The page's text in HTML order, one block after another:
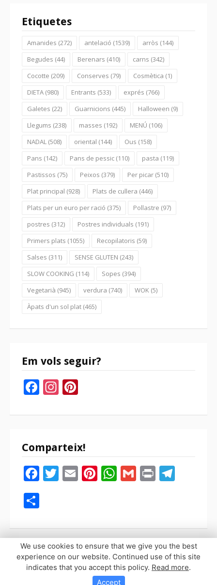
Etiquetes
Amanides (272) antelació (1539) arròs (144)
Begudes (44) Berenars (410) carns (342)
Cocotte (209) Conserves (79) Cosmètica (1)
DIETA (980) Entrants (533) exprés (766)
Galetes (22) Guarnicions (445) Halloween (9)
Llegums (238) masses (192) MENÚ (106)
NADAL (508) oriental (144) Ous (158)
Pans (142) Pans de pessic (110) pasta (119)
Pastissos (75) Peixos (379) Per picar (510)
Plat principal (928) Plats de cullera (446)
Plats per un euro per ració (375) Pollastre (97)
postres (312) Postres individuals (191)
Primers plats (1055) Recopilatoris (59)
Salses (311) SENSE GLUTEN (243)
SLOW COOKING (114) Sopes (394)
Vegetarià (945) verdura (740) WOK (5)
Àpats d'un sol plat (465)
Em vols seguir?
Facebook
Instagram
Comparteix!
Facebook
Twitter
EmailPinterest
WhatsApp
Gmail
Print
Copyright © 2026 Sopaypilla. Todos los derechos reservados.
Tema Fooding por
We use cookies to ensure that we give you the best
experience on our website. Continued use of this site
indicates that you accept this policy. Read more.
Accept